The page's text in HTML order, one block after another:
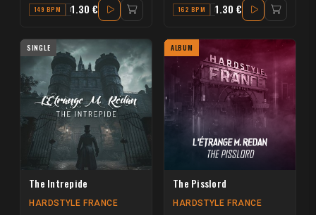
149 BPM B1.30 € 162 BPM D# MAJOR
1.30 €
SINGLE
The Intrepide
HARDSTYLE FRANCE
ALBUM
The Pisslord
HARDSTYLE FRANCE